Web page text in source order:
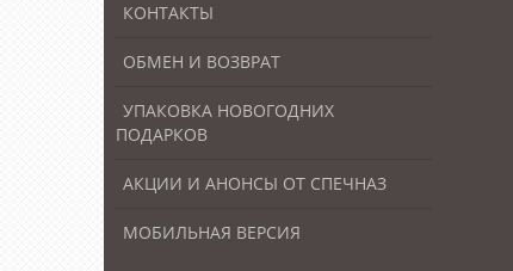
КОНТАКТЫ
ОБМЕН И ВОЗВРАТ
УПАКОВКА НОВОГОДНИХ
ПОДАРКОВ
АКЦИИ И АНОНСЫ ОТ СПЕЧНАЗ
МОБИЛЬНАЯ ВЕРСИЯ